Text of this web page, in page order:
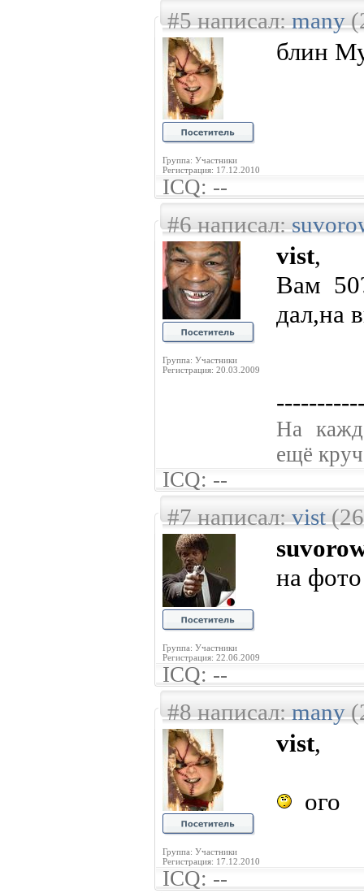
#5 написал:many
Группа: Участники
Регистрация: 17.12.2010
блин
ICQ: --
#6 написал:
Группа: Участники
Регистрация: 20.03.2009
vist,
Вам
дал,на
На
ещё
ICQ: --
#7 написал:vist(26
Группа: Участники
Регистрация: 22.06.2009
на
ICQ: --
#8 написал:many
Группа: Участники
Регистрация: 17.12.2010
vist,
ого
ICQ: --